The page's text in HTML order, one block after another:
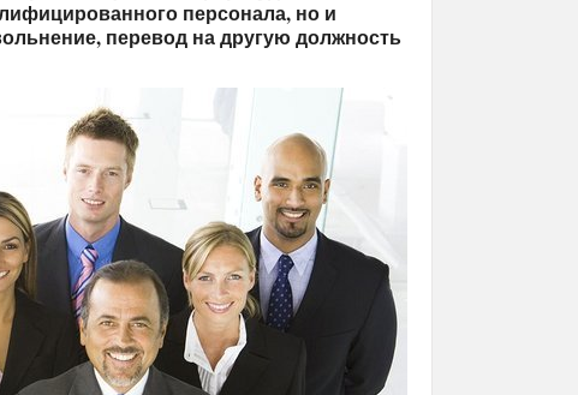
персонала, но и
перевод на другую должность